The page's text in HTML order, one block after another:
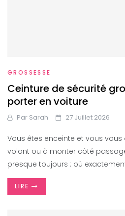
GROSSESSE
Ceinture de sécurité
porter en voiture
Par Sarah 27 Juillet 2026
Vous êtes enceinte et vous
volant ou à monter côté
presque toujours : où
LIRE